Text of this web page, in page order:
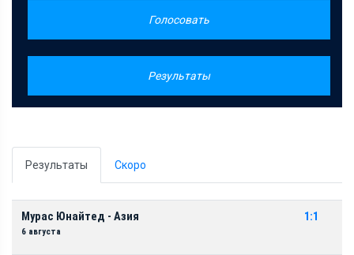
Голосовать
Результаты
Результаты Скоро
Мурас Юнайтед - Азия
6 августа
1:1